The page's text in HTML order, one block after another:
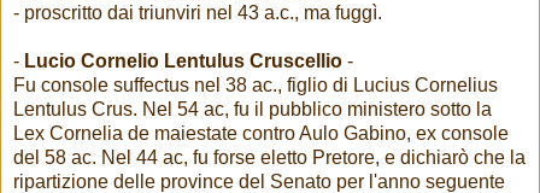
- proscritto dai triunviri nel 43 a.c., ma fuggì.
- Lucio Cornelio Lentulus Cruscellio -
Fu console suffectus nel 38 ac., figlio di Lucius Cornelius
Lentulus Crus. Nel 54 ac, fu il pubblico ministero sotto la
Lex Cornelia de maiestate contro Aulo Gabino, ex console
del 58 ac. Nel 44 ac, fu forse eletto Pretore, e dichiarò che la
ripartizione delle province del Senato per l'anno seguente